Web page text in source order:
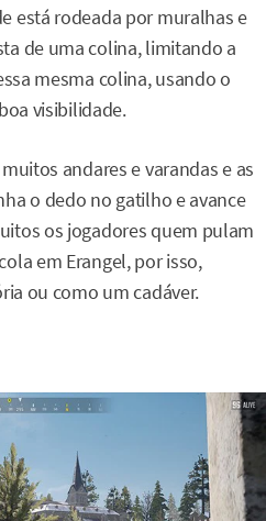
está rodeada por muralhas e
de uma colina, limitando a
mesma colina, usando o
visibilidade.
andares e varandas e as
o dedo no gatilho e avance
os jogadores quem pulam
em Erangel, por isso,
ou como um cadáver.